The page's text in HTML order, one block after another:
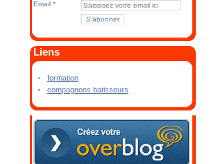
Email
Liens
formation
compagnons batisseurs